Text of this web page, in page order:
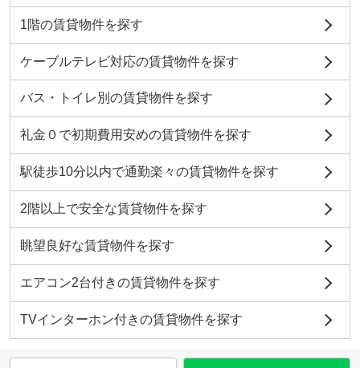
1階の賃貸物件を探す
ケーブルテレビ対応の賃貸物件を探す
バス・トイレ別の賃貸物件を探す
礼金０で初期費用安めの賃貸物件を探す
駅徒歩10分以内で通勤楽々の賃貸物件を探す
2階以上で安全な賃貸物件を探す
眺望良好な賃貸物件を探す
エアコン2台付きの賃貸物件を探す
TVインターホン付きの賃貸物件を探す